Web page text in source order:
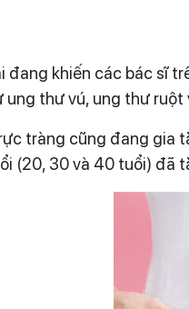
khiến các bác sĩ
thư vú, ung thư ruột
tràng cũng đang gia
(20, 30 và 40 tuổi) đã